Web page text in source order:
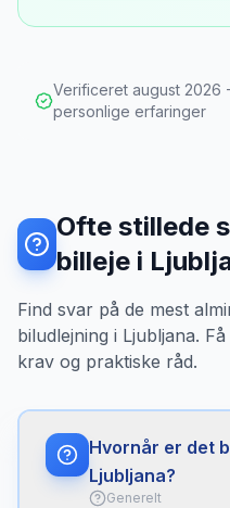
Verificeret august 2026
personlige erfaringer
Ofte stillede
billeje i
Find svar på de mest
biludlejning i Ljubljana.
krav og praktiske råd.
Hvornår er det
Ljubljana?
Generelt